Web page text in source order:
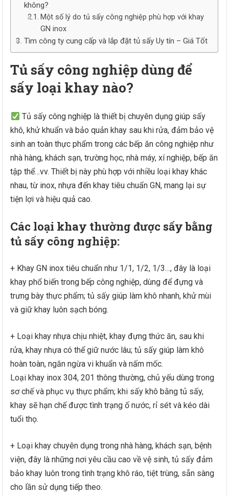
không?
Một số lý do tủ sấy công nghiệp phù hợp với khay
GN inox
Tìm công ty cung cấp và lắp đặt tủ sấy Uy tín – Giá Tốt
Tủ sấy công nghiệp dùng để
sấy loại khay nào?
Tủ sấy công nghiệp là thiết bị chuyên dụng giúp sấy
khô, khử khuẩn và bảo quản khay sau khi rửa, đảm bảo vệ
sinh an toàn thực phẩm trong các bếp ăn công nghiệp như
nhà hàng, khách sạn, trường học, nhà máy, xí nghiệp, bếp ăn
tập thể…vv. Thiết bị này phù hợp với nhiều loại khay khác
nhau, từ inox, nhựa đến khay tiêu chuẩn GN, mang lại sự
tiện lợi và hiệu quả cao.
Các loại khay thường được sấy bằng
tủ sấy công nghiệp:
+ Khay GN inox tiêu chuẩn như 1/1, 1/2, 1/3…, đây là loại
khay phổ biến trong bếp công nghiệp, dùng để đựng và
trưng bày thực phẩm; tủ sấy giúp làm khô nhanh, khử mùi
và giữ khay luôn sạch bóng.
+ Loại khay nhựa chịu nhiệt, khay đựng thức ăn, sau khi
rửa, khay nhựa có thể giữ nước lâu; tủ sấy giúp làm khô
hoàn toàn, ngăn ngừa vi khuẩn và nấm mốc.
Loại khay inox 304, 201 thông thường, chủ yếu dùng trong
sơ chế và phục vụ thực phẩm; khi sấy khô bằng tủ sấy,
khay sẽ hạn chế được tình trạng ố nước, rỉ sét và kéo dài
tuổi thọ.
+ Loại khay chuyên dụng trong nhà hàng, khách sạn, bệnh
viện, đây là những nơi yêu cầu cao về vệ sinh, tủ sấy đảm
bảo khay luôn trong tình trạng khô ráo, tiệt trùng, sẵn sàng
cho lần sử dụng tiếp theo.